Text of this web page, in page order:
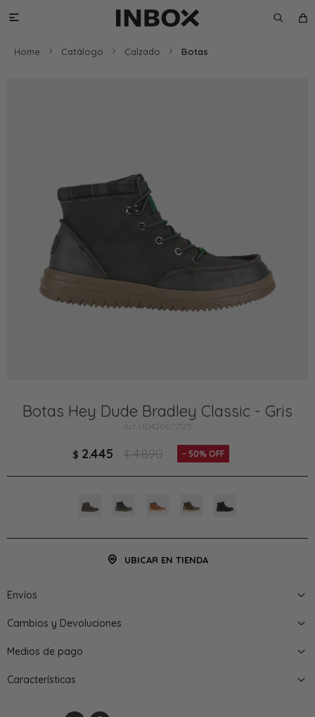

Home Catálogo Calzado Botas
Botas Hey Dude Bradley Classic - Gris
HD420672125
$ 2.445 $ 4.890 50
UBICAR EN TIENDA
Envíos
Cambios y Devoluciones
Medios de pago
Características